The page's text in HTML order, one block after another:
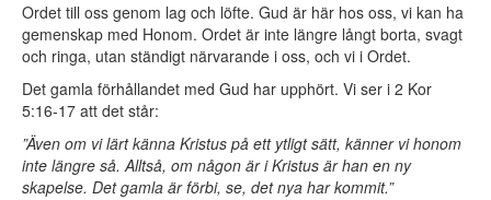
Ordet till oss genom lag och löfte. Gud är här hos oss, vi kan ha
gemenskap med Honom. Ordet är inte längre långt borta, svagt
och ringa, utan ständigt närvarande i oss, och vi i Ordet.
Det gamla förhållandet med Gud har upphört. Vi ser i 2 Kor
5:16-17 att det står:
”Även om vi lärt känna Kristus på ett ytligt sätt, känner vi honom
inte längre så. Alltså, om någon är i Kristus är han en ny
skapelse. Det gamla är förbi, se, det nya har kommit.”